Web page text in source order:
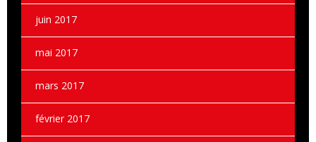
juin 2017
mai 2017
mars 2017
février 2017